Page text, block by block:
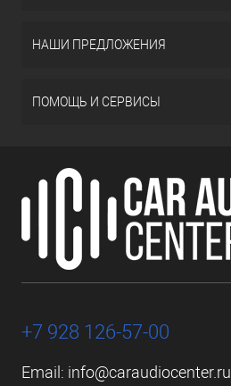
НАШИ ПРЕДЛОЖЕНИЯ
ПОМОЩЬ И СЕРВИСЫ
+7 928 126-57-00
Email: info@caraudiocenter.ru